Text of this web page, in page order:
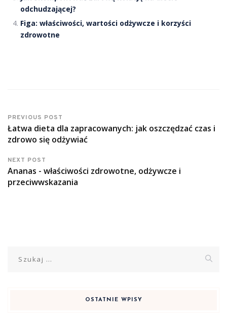
odchudzającej?
Figa: właściwości, wartości odżywcze i korzyści
zdrowotne
PREVIOUS POST
Łatwa dieta dla zapracowanych: jak oszczędzać czas i
zdrowo się odżywiać
NEXT POST
Ananas - właściwości zdrowotne, odżywcze i
przeciwwskazania
OSTATNIE WPISY